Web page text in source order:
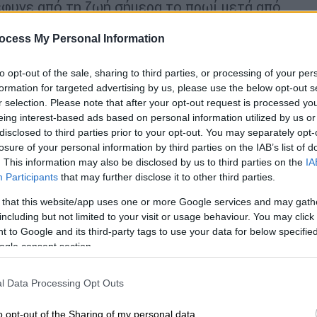
My Personal Information
opt-out of the sale, sharing to third parties, or processing of your
for targeted advertising by us, please use the below opt-out
selection. Please note that after your opt-out request is processed
interest-based ads based on personal information utilized by us
to third parties prior to your opt-out. You may separately
of your personal information by third parties on the IAB’s list of
This information may also be disclosed by us to third parties on the
Participants that may further disclose it to other third parties.
that this website/app uses one or more Google services and may
but not limited to your visit or usage behaviour. You may
to Google and its third-party tags to use your data for below
consent section.
Data Processing Opt Outs
opt-out of the Sharing of my personal data.
από τη ζωή σήμερα το πρωί μετά από
Αγίας Σοφίας Θεσσαλονίκης.Σας
αναφέρει η ανάρτηση.
στο424 Γενικό Στρατιωτικό Νοσοκομείο
Κωσταράκος
του 1956. Αποφοίτησε από το
Θεσσαλονίκης. Εισήλθε στη
από την οποία αποφοίτησε το 1978,
εκπαίδευσης του Πυροβολικού
Αεράμυνας,